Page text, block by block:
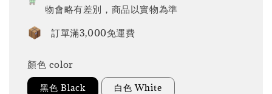
物會略有差別，商品以實物為準
訂單滿3,000免運費
顏色 color
黑色 Black 白色 White